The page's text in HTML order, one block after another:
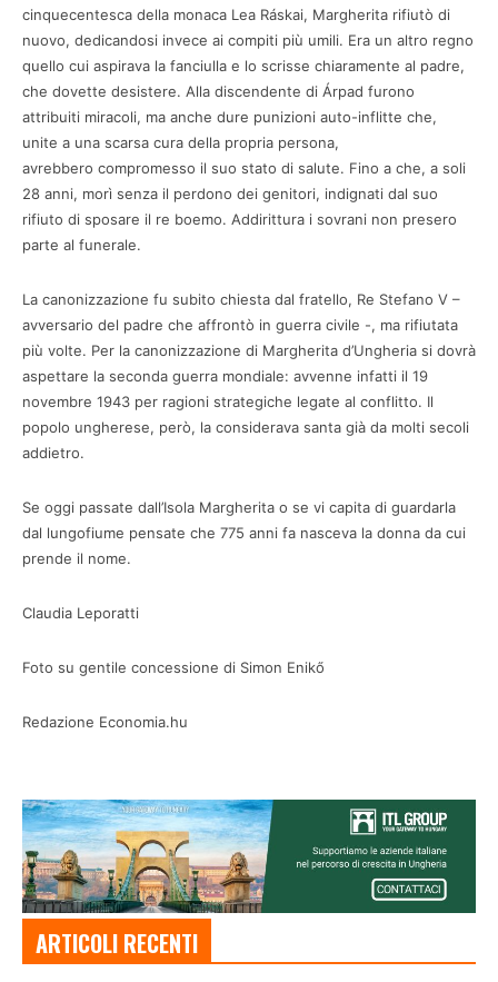
cinquecentesca della monaca Lea Ráskai, Margherita rifiutò di
nuovo, dedicandosi invece ai compiti più umili. Era un altro regno
quello cui aspirava la fanciulla e lo scrisse chiaramente al padre,
che dovette desistere. Alla discendente di Árpad furono
attribuiti miracoli, ma anche dure punizioni auto-inflitte che,
unite a una scarsa cura della propria persona,
avrebbero compromesso il suo stato di salute. Fino a che, a soli
28 anni, morì senza il perdono dei genitori, indignati dal suo
rifiuto di sposare il re boemo. Addirittura i sovrani non presero
parte al funerale.
La canonizzazione fu subito chiesta dal fratello, Re Stefano V –
avversario del padre che affrontò in guerra civile -, ma rifiutata
più volte. Per la canonizzazione di Margherita d’Ungheria si dovrà
aspettare la seconda guerra mondiale: avvenne infatti il 19
novembre 1943 per ragioni strategiche legate al conflitto. Il
popolo ungherese, però, la considerava santa già da molti secoli
addietro.
Se oggi passate dall’Isola Margherita o se vi capita di guardarla
dal lungofiume pensate che 775 anni fa nasceva la donna da cui
prende il nome.
Claudia Leporatti
Foto su gentile concessione di Simon Enikő
Redazione Economia.hu
ARTICOLI RECENTI